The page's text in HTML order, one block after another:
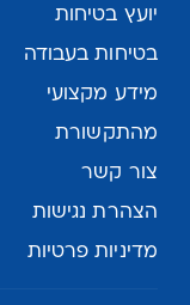
יועץ בטיחות
בטיחות בעבודה
מידע מקצועי
מהתקשורת
צור קשר
הצהרת נגישות
מדיניות פרטיות